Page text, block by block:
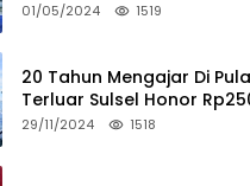
01/05/2024 1519
20 Tahun Mengajar Di
Terluar Sulsel Honor
Bulan
29/11/2024 1518